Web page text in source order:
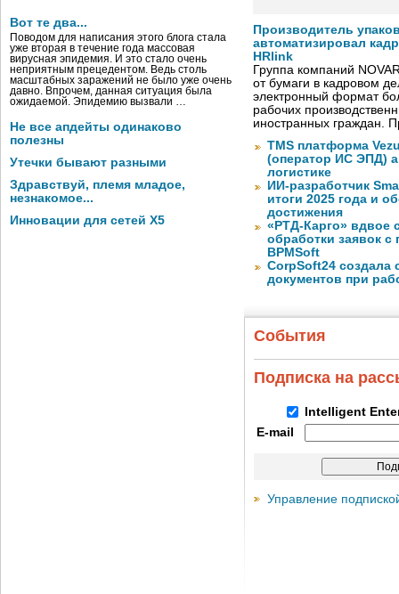
Вот те два...
Поводом для написания этого блога стала
уже вторая в течение года массовая
вирусная эпидемия. И это стало очень
неприятным прецедентом. Ведь столь
масштабных заражений не было уже очень
давно. Впрочем, данная ситуация была
ожидаемой. Эпидемию вызвали …
Не все апдейты одинаково
полезны
Утечки бывают разными
Здравствуй, племя младое,
незнакомое...
Инновации для сетей X5
Производитель
автоматизировал
HRlink
Группа компаний
от бумаги в кадровом
электронный формат
рабочих
иностранных граждан.
TMS платформа
(оператор ИС ЭПД)
логистике
ИИ-разработчик
итоги 2025 года и
достижения
«РТД-Карго» вдвое
обработки заявок
BPMSoft
CorpSoft24 создала
документов при
События
Подписка на
Intelligent
E-mail
Управление